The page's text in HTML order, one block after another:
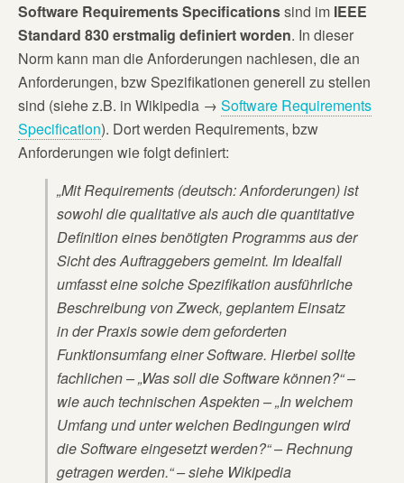
Software Requirements Specificationssind im IEEE
Standard 830 erstmalig definiert worden. In dieser
Norm kann man die Anforderungen nachlesen, die an
Anforderungen, bzw Spezifikationen generell zu stellen
sind (siehe z.B. in Wikipedia → Software Requirements
Specification). Dort werden Requirements, bzw
Anforderungen wie folgt definiert:
„Mit Requirements (deutsch: Anforderungen) ist
sowohl die qualitative als auch die quantitative
Definition eines benötigten Programms aus der
Sicht des Auftraggebers gemeint. Im Idealfall
umfasst eine solche Spezifikation ausführliche
Beschreibung von Zweck, geplantem Einsatz
in der Praxis sowie dem geforderten
Funktionsumfang einer Software. Hierbei sollte
fachlichen – „Was soll die Software können?“ –
wie auch technischen Aspekten – „In welchem
Umfang und unter welchen Bedingungen wird
die Software eingesetzt werden?“ – Rechnung
getragen werden.“ – siehe Wikipedia